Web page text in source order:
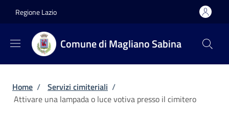
Regione Lazio
Comune di Magliano Sabina
Briciole di pane
Home / Servizi cimiteriali /
Attivare una lampada o luce votiva presso il cimitero